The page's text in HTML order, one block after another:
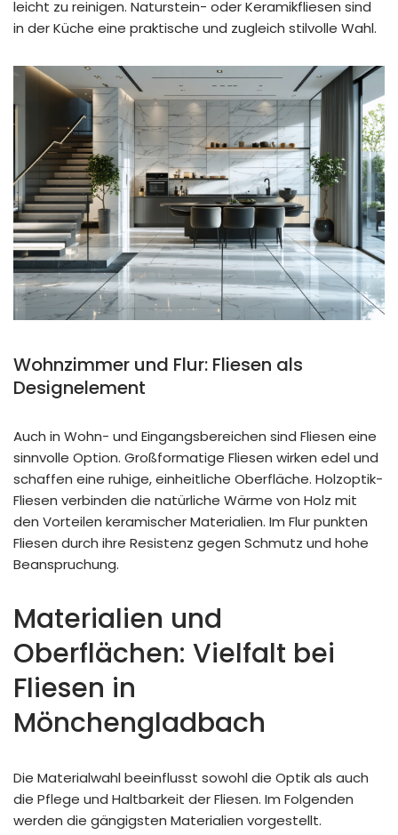
leicht zu reinigen. Naturstein- oder Keramikfliesen sind
in der Küche eine praktische und zugleich stilvolle Wahl.
Wohnzimmer und Flur: Fliesen als
Designelement
Auch in Wohn- und Eingangsbereichen sind Fliesen eine
sinnvolle Option. Großformatige Fliesen wirken edel und
schaffen eine ruhige, einheitliche Oberfläche. Holzoptik-
Fliesen verbinden die natürliche Wärme von Holz mit
den Vorteilen keramischer Materialien. Im Flur punkten
Fliesen durch ihre Resistenz gegen Schmutz und hohe
Beanspruchung.
Materialien und
Oberflächen: Vielfalt bei
Fliesen in
Mönchengladbach
Die Materialwahl beeinflusst sowohl die Optik als auch
die Pflege und Haltbarkeit der Fliesen. Im Folgenden
werden die gängigsten Materialien vorgestellt.